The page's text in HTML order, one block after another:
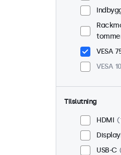
VESA
VESA
Tilslutning
HDMI
USB-C